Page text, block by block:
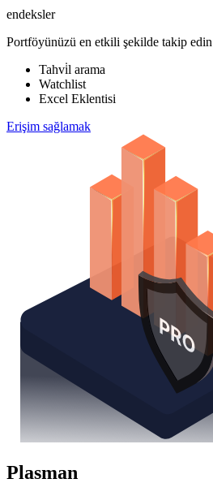
endeksler
Portföyünüzü en etkili şekilde takip edin
Tahvi̇l arama
Watchlist
Excel Eklentisi
Erişim sağlamak
Plasman